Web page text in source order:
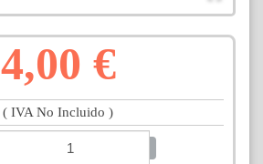
4,00 €
( IVA No Incluido )